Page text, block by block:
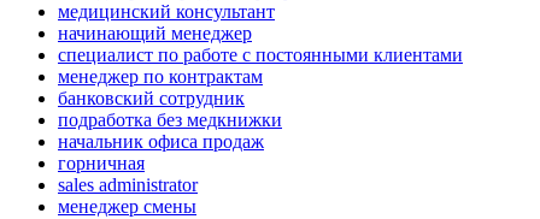
медицинский консультант
начинающий менеджер
специалист по работе с постоянными клиентами
менеджер по контрактам
банковский сотрудник
подработка без медкнижки
начальник офиса продаж
горничная
sales administrator
менеджер смены